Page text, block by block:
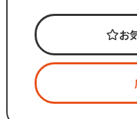
∴‥∵‥∴‥∵‥∴‥
「美容師の仕事は好き
長時間労働＋低賃金で
「物価ばかり上がって
給与は上がらず生活に
お